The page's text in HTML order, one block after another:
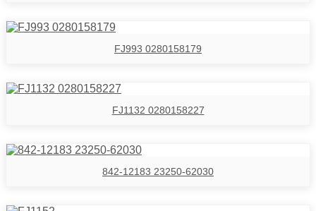
FJ993 0280158179
FJ1132 0280158227
842-12183 23250-62030